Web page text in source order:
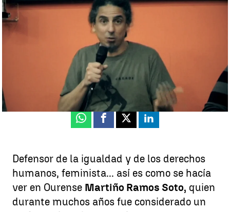
Martiño Ramos lleva en paradero desconocido desde el pasado 15
de septiembre |
Patricia Torres
20 de octubre de 2025, 19:10
Whatsapp
Facebook
X Linkedin
Defensor de la igualdad y de los derechos
humanos, feminista... así es como se hacía
ver en Ourense Martiño Ramos Soto, quien
durante muchos años fue considerado un